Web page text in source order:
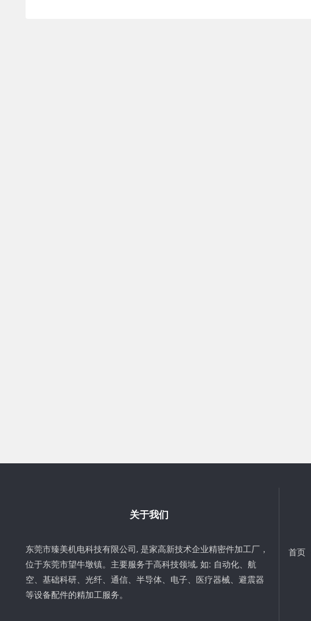
关于我们
东莞市臻美机电科技有限公司, 是家高新技术企业精密件加工厂，
位于东莞市望牛墩镇。主要服务于高科技领域, 如: 自动化、航
空、基础科研、光纤、通信、半导体、电子、医疗器械、避震器
等设备配件的精加工服务。
首页